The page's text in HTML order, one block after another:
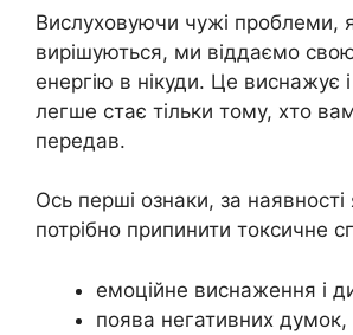
Вислуховуючи чужі проблеми,
вирішуються, ми віддаємо
енергію в нікуди. Це виснажує
легше стає тільки тому, хто
передав.
Ось перші ознаки, за
потрібно припинити токсичне
емоційне виснаження і
поява негативних думок,